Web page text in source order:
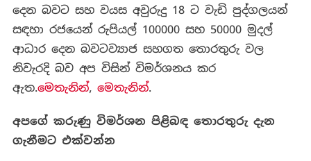
දෙන බවට සහ වයස අවුරුදු 18 ට වැඩි පුද්ගලයන්
සඳහා රජයෙන් රුපියල් 100000 සහ 50000 මුදල්
ආධාර දෙන බවටව්‍යාජ සහගත තොරතුරු වල
නිවැරදි බව අප විසින් විමර්ශනය කර
ඇත.මෙතැනින්, මෙතැනින්.
අපගේ කරුණු විමර්ශන පිළිබඳ තොරතුරු දැන
ගැනීමට එක්වන්න